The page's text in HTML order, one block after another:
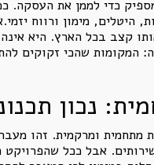
כדי לממן את העסקה.
היטלים, מימון ורווח
קצב בכל הארץ. היא אינה
המקומות שהכי זקוקים
נכון
ומרקמית. זהו מעבר
אבל ככל שהפרויקט